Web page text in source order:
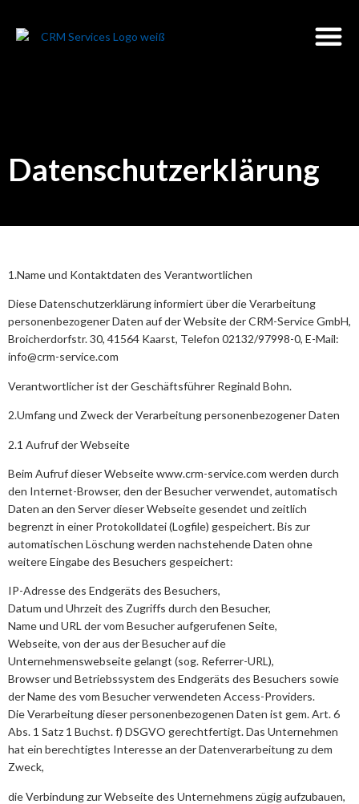
Datenschutzerklärung
1.Name und Kontaktdaten des Verantwortlichen
Diese Datenschutzerklärung informiert über die Verarbeitung
personenbezogener Daten auf der Website der CRM-Service GmbH,
Broicherdorfstr. 30, 41564 Kaarst, Telefon 02132/97998-0, E-Mail:
info@crm-service.com
Verantwortlicher ist der Geschäftsführer Reginald Bohn.
2.Umfang und Zweck der Verarbeitung personenbezogener Daten
2.1 Aufruf der Webseite
Beim Aufruf dieser Webseite www.crm-service.com werden durch
den Internet-Browser, den der Besucher verwendet, automatisch
Daten an den Server dieser Webseite gesendet und zeitlich
begrenzt in einer Protokolldatei (Logfile) gespeichert. Bis zur
automatischen Löschung werden nachstehende Daten ohne
weitere Eingabe des Besuchers gespeichert:
IP-Adresse des Endgeräts des Besuchers,
Datum und Uhrzeit des Zugriffs durch den Besucher,
Name und URL der vom Besucher aufgerufenen Seite,
Webseite, von der aus der Besucher auf die
Unternehmenswebseite gelangt (sog. Referrer-URL),
Browser und Betriebssystem des Endgeräts des Besuchers sowie
der Name des vom Besucher verwendeten Access-Providers.
Die Verarbeitung dieser personenbezogenen Daten ist gem. Art. 6
Abs. 1 Satz 1 Buchst. f) DSGVO gerechtfertigt. Das Unternehmen
hat ein berechtigtes Interesse an der Datenverarbeitung zu dem
Zweck,
die Verbindung zur Webseite des Unternehmens zügig aufzubauen,